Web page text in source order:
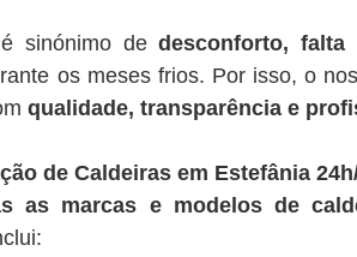
sinónimo dedesconforto,
os meses frios. Por isso, o
qualidade, transparência e
de Caldeiras em Estefânia
as marcas e modelos de